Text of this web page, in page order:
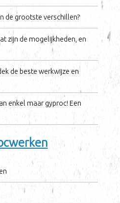
de grootste verschillen?
zijn de mogelijkheden, en
de beste werkwijze en
enkel maar gyproc! Een